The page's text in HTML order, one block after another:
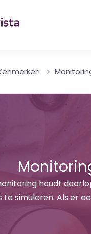
houdt
simuleren. Als er